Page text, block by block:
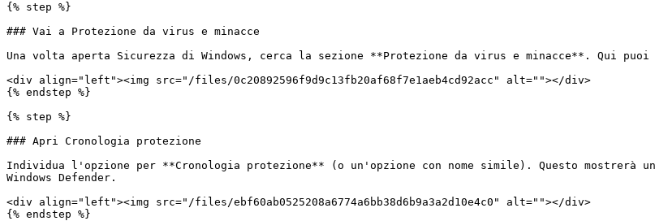
{% step %}
### Vai a Protezione da virus e minacce
Una volta aperta Sicurezza di Windows, cerca la sezione **Protezione da virus e minacce**. Qui
<div align="left"><img src="/files/0c20892596f9d9c13fb20af68f7e1aeb4cd92acc" alt=""></div>
{% endstep %}
{% step %}
### Apri Cronologia protezione
Individua l'opzione per **Cronologia protezione** (o un'opzione con nome simile). Questo
Windows Defender.
<div align="left"><img src="/files/ebf60ab0525208a6774a6bb38d6b9a3a2d10e4c0" alt=""></div>
{% endstep %}